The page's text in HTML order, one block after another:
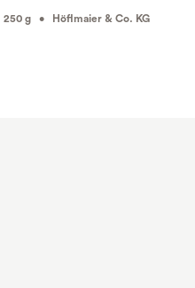
250 g • Höflmaier & Co. KG